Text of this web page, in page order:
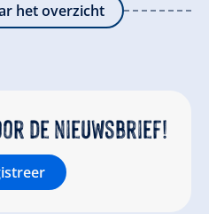
het overzicht
de nieuwsbrief!